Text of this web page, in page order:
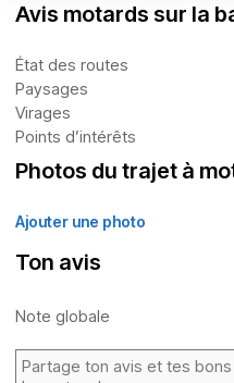
Avis motards sur la
État des routes
Paysages
Virages
Points d’intérêts
Photos du trajet à
Ajouter une photo
Ton avis
Note globale